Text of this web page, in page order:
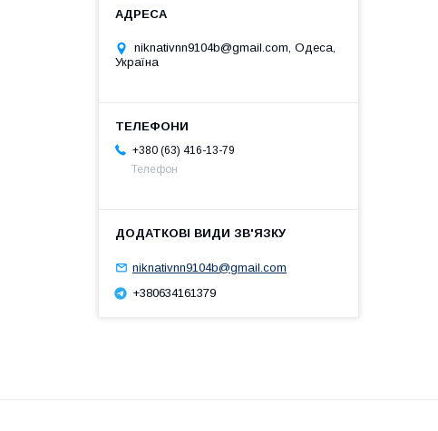
niknativnn9104b@gmail.com, Одеса,
Україна
+380 (63) 416-13-79
Телефон
niknativnn9104b@gmail.com
+380634161379